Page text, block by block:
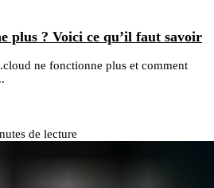
plus ? Voici ce qu’il faut savoir
ne fonctionne plus et comment
de lecture